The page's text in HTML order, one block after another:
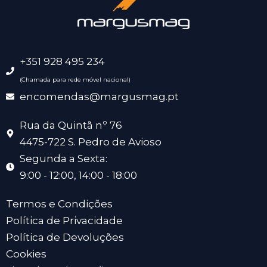
+351 928 495 234
(Chamada para rede móvel nacional)
encomendas@margusmag.pt
Rua da Quintã nº 76
4475-722 S. Pedro de Avioso
Segunda a Sexta:
9:00 - 12:00, 14:00 - 18:00
Termos e Condições
Política de Privacidade
Política de Devoluções
Cookies